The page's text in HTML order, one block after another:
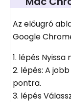
Az előugró
Google
1. lépés
2. lépés: A
pontra.
3. lépés